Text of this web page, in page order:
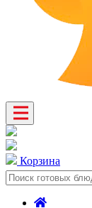
Корзина